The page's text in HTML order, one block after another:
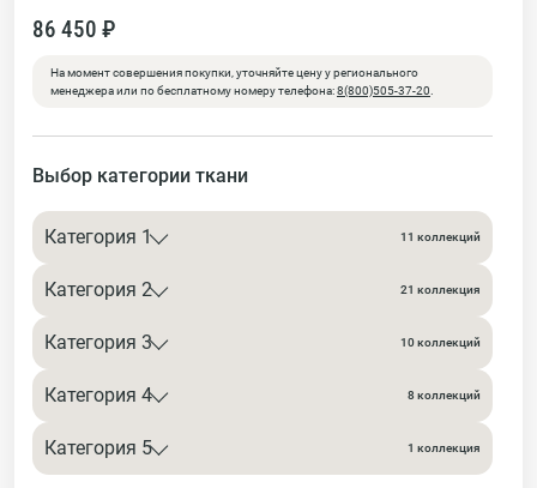
86 450 ₽
На момент совершения покупки, уточняйте цену у регионального
менеджера или по бесплатному номеру телефона:8(800)505-37-20
Выбор категории ткани
Категория 1 11 коллекций
Категория 2 21 коллекция
Категория 3 10 коллекций
Категория 4 8 коллекций
Категория 5 1 коллекция